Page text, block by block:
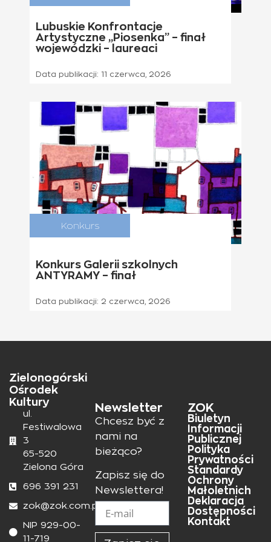
Lubuskie Konfrontacje
Artystyczne „Piosenka” – finał
wojewódzki – laureaci
Data publikacji: 11 czerwca, 2026
Konkurs
Konkurs Galerii szkolnych
ANTYRAMY – finał
Data publikacji: 2 czerwca, 2026
Zielonogórski
Ośrodek
Kultury
ul.
Festiwalowa
3
65-520
Zielona Góra
696 391 231
zok@zok.com.pl
NIP 929-00-
11-719
Newsletter
Chcesz być z
nami na
bieżąco?
Zapisz się do
Newslettera!
ZOK
Biuletyn
Informacji
Publicznej
Polityka
Prywatności
Standardy
Ochrony
Małoletnich
Deklaracja
Dostępności
Kontakt